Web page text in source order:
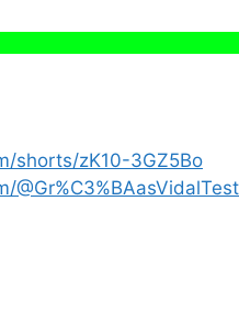
shorts/zK10-3GZ5Bo